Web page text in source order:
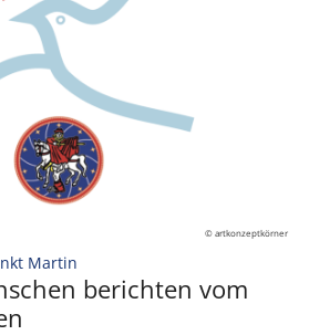
© artkonzeptkörner
Martin
berichten vom